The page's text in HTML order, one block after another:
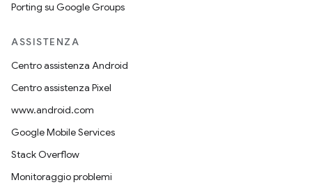
Porting su Google Groups
ASSISTENZA
Centro assistenza Android
Centro assistenza Pixel
www.android.com
Google Mobile Services
Stack Overflow
Monitoraggio problemi